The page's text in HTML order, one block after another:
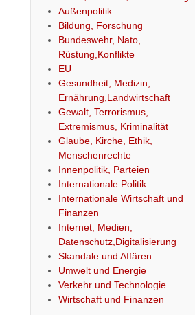
Außenpolitik
Bildung, Forschung
Bundeswehr, Nato,
Rüstung,Konflikte
EU
Gesundheit, Medizin,
Ernährung,Landwirtschaft
Gewalt, Terrorismus,
Extremismus, Kriminalität
Glaube, Kirche, Ethik,
Menschenrechte
Innenpolitik, Parteien
Internationale Politik
Internationale Wirtschaft und
Finanzen
Internet, Medien,
Datenschutz,Digitalisierung
Skandale und Affären
Umwelt und Energie
Verkehr und Technologie
Wirtschaft und Finanzen